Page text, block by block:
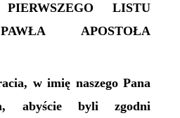
LISTU
APOSTOŁA
w imię naszego Pana
abyście byli zgodni